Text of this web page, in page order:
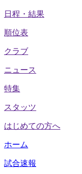
日程・結果
順位表
クラブ
ニュース
特集
スタッツ
はじめての方へ
ホーム
試合速報